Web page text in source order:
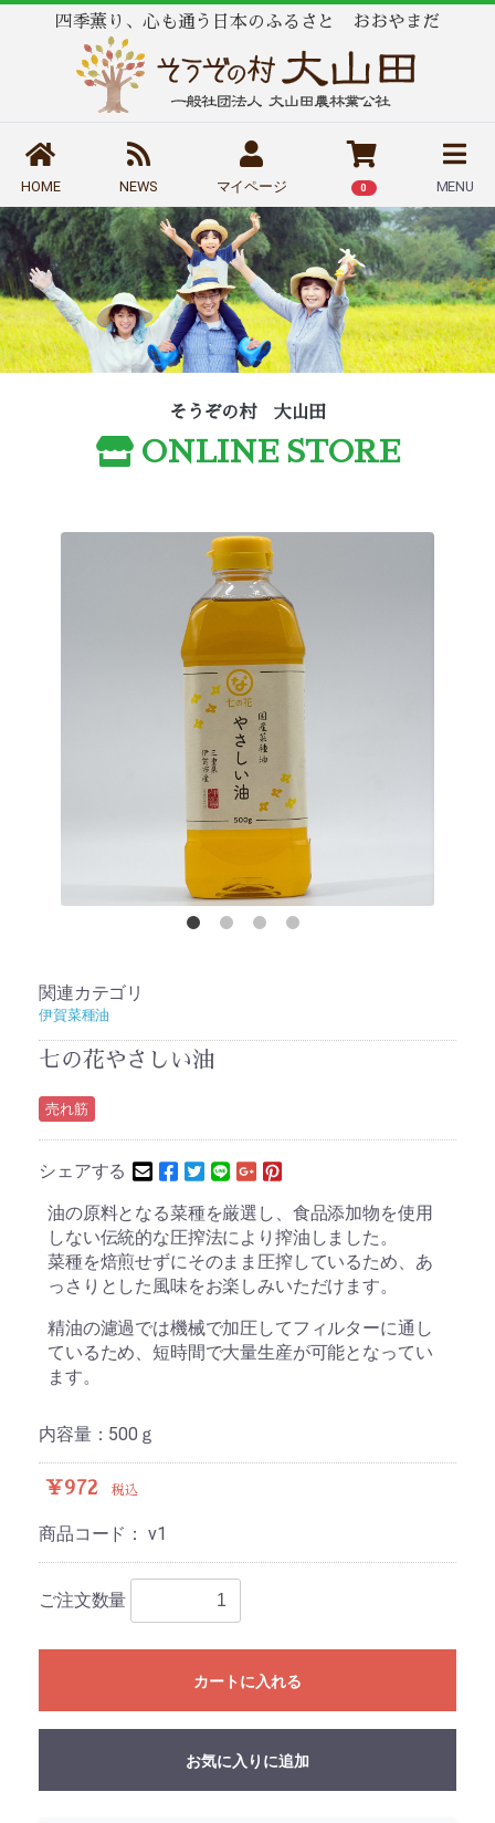
四季薫り、心も通う日本のふるさと おおやまだ
HOME NEWS マイページ 0 MENU
そうぞの村 大山田
ONLINE STORE
関連カテゴリ
伊賀菜種油
七の花やさしい油
売れ筋
シェアする
油の原料となる菜種を厳選し、食品添加物を使用
しない伝統的な圧搾法により搾油しました。
菜種を焙煎せずにそのまま圧搾しているため、あ
っさりとした風味をお楽しみいただけます。
精油の濾過では機械で加圧してフィルターに通し
ているため、短時間で大量生産が可能となってい
ます。
内容量：500ｇ
￥972 税込
商品コード： v1
ご注文数量
カートに入れる
お気に入りに追加